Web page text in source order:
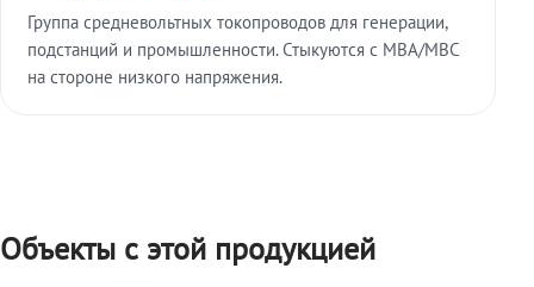
Группа средневольтных токопроводов для генерации,
подстанций и промышленности. Стыкуются с МВА/МВС
на стороне низкого напряжения.
Объекты с этой продукцией